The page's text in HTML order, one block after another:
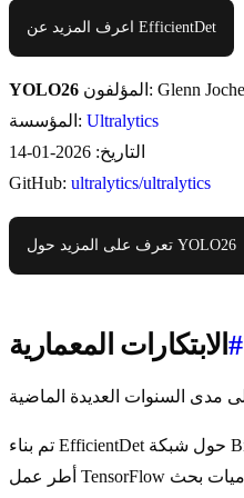
اعرف المزيد عن EfficientDet
YOLO26
المؤسسة: Ultralytics
التاريخ: 2026-01-14
GitHub: ultralytics/ultralytics
تعرف على المزيد حول YOLO26
الابتكارات المعمارية #
تم بناء EfficientDet حول شبكة BiFPN (شبكة هرم ميزة ثنائية الاتجاه) وتستخدم طريقة قياس مركب عبر الدقة، والعمق، والعرض. وبينما حققت كفاءة نظرية ممتازة في عام 2019، إلا أنها تعتمد بشكل كبير على